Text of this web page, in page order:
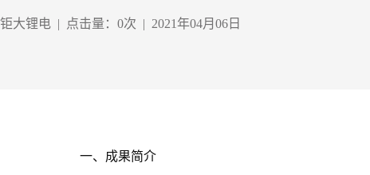
钜大锂电 | 点击量： 0次 | 2021年04月06日
一、成果简介